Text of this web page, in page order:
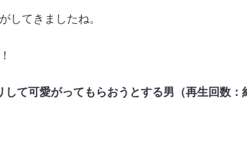
てきましたね。
して可愛がってもらおうとする男（再生回数：